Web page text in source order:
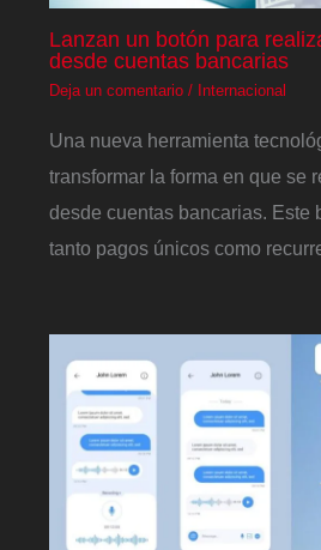
Lanzan un botón para
desde cuentas bancarias
Deja un comentario / Internacional
Una nueva herramienta
transformar la forma en que se
desde cuentas bancarias. Este
tanto pagos únicos como